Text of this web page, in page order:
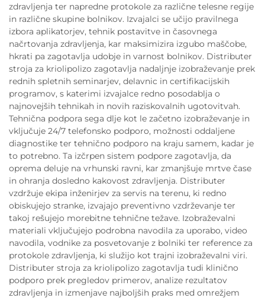
zdravljenja ter napredne protokole za različne telesne regije
in različne skupine bolnikov. Izvajalci se učijo pravilnega
izbora aplikatorjev, tehnik postavitve in časovnega
načrtovanja zdravljenja, kar maksimizira izgubo maščobe,
hkrati pa zagotavlja udobje in varnost bolnikov. Distributer
stroja za kriolipolizo zagotavlja nadaljnje izobraževanje prek
rednih spletnih seminarjev, delavnic in certifikacijskih
programov, s katerimi izvajalce redno posodablja o
najnovejših tehnikah in novih raziskovalnih ugotovitvah.
Tehnična podpora sega dlje kot le začetno izobraževanje in
vključuje 24/7 telefonsko podporo, možnosti oddaljene
diagnostike ter tehnično podporo na kraju samem, kadar je
to potrebno. Ta izčrpen sistem podpore zagotavlja, da
oprema deluje na vrhunski ravni, kar zmanjšuje mrtve čase
in ohranja dosledno kakovost zdravljenja. Distributer
vzdržuje ekipa inženirjev za servis na terenu, ki redno
obiskujejo stranke, izvajajo preventivno vzdrževanje ter
takoj rešujejo morebitne tehnične težave. Izobraževalni
materiali vključujejo podrobna navodila za uporabo, video
navodila, vodnike za posvetovanje z bolniki ter reference za
protokole zdravljenja, ki služijo kot trajni izobraževalni viri.
Distributer stroja za kriolipolizo zagotavlja tudi klinično
podporo prek pregledov primerov, analize rezultatov
zdravljenja in izmenjave najboljših praks med omrežjem